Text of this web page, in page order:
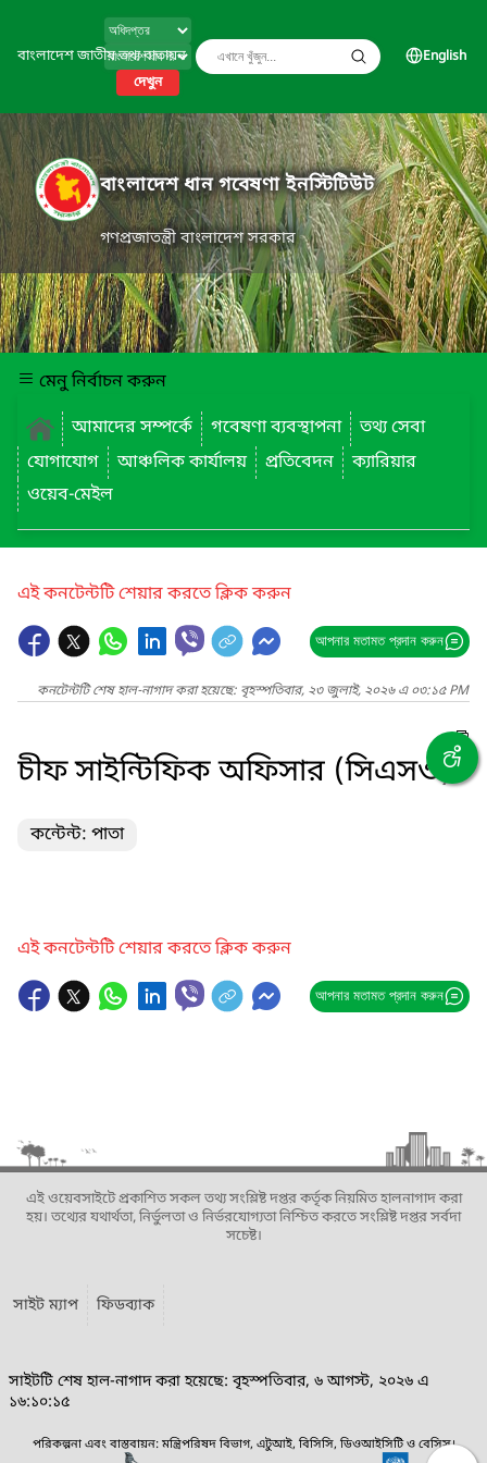
বাংলাদেশ জাতীয় তথ্য বাতায়ন
দেখুন
English
বাংলাদেশ ধান গবেষণা ইনস্টিটিউট
গণপ্রজাতন্ত্রী বাংলাদেশ সরকার
মেনু নির্বাচন করুন
আমাদের সম্পর্কে
গবেষণা ব্যবস্থাপনা
তথ্য সেবা
যোগাযোগ
আঞ্চলিক কার্যালয় প্রতিবেদন
ক্যারিয়ার
ওয়েব-মেইল
এই কনটেন্টটি শেয়ার করতে ক্লিক করুন
আপনার মতামত প্রদান করুন
কনটেন্টটি শেষ হাল-নাগাদ করা হয়েছে: বৃহস্পতিবার, ২৩ জুলাই, ২০২৬ এ ০৩:১৫ PM
চীফ সাইন্টিফিক অফিসার (সিএসও)
কন্টেন্ট: পাতা
এই কনটেন্টটি শেয়ার করতে ক্লিক করুন
আপনার মতামত প্রদান করুন
এই ওয়েবসাইটে প্রকাশিত সকল তথ্য সংশ্লিষ্ট দপ্তর কর্তৃক নিয়মিত হালনাগাদ করা
হয়। তথ্যের যথার্থতা, নির্ভুলতা ও নির্ভরযোগ্যতা নিশ্চিত করতে সংশ্লিষ্ট দপ্তর সর্বদা
সচেষ্ট।
সাইট ম্যাপ ফিডব্যাক
সাইটটি শেষ হাল-নাগাদ করা হয়েছে: বৃহস্পতিবার, ৬ আগস্ট, ২০২৬ এ
১৬:১০:১৫
পরিকল্পনা এবং বাস্তবায়ন: মন্ত্রিপরিষদ বিভাগ, এটুআই, বিসিসি, ডিওআইসিটি ও বেসিস।